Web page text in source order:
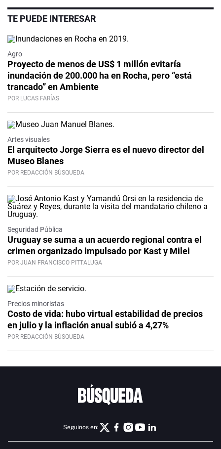
TE PUEDE INTERESAR
Agro
Proyecto de menos de US$ 1 millón evitaría
inundación de 200.000 ha en Rocha, pero “está
trancado” en Ambiente
POR LUCAS FARÍAS
Artes visuales
El arquitecto Jorge Sierra es el nuevo director del
Museo Blanes
POR REDACCIÓN BÚSQUEDA
Seguridad Pública
Uruguay se suma a un acuerdo regional contra el
crimen organizado impulsado por Kast y Milei
POR JUAN FRANCISCO PITTALUGA
Precios minoristas
Costo de vida: hubo virtual estabilidad de precios
en julio y la inflación anual subió a 4,27%
POR REDACCIÓN BÚSQUEDA
Seguinos en: